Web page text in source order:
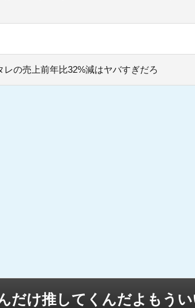
の売上前年比32%減はヤバすぎだろ
だけ推してくんだよもう